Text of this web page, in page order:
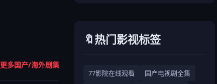
更多国产/海外剧集
🔖热门影视标签
77影院在线观看
国产电视剧全集